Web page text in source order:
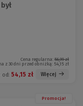
Cena regularna: 56,99 zł
z 30 dni przed obniżką: 54,15 zł
od: 54,15 zł Więcej
Promocja!